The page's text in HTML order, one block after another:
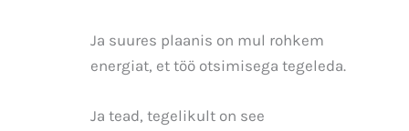
Ja suures plaanis on mul rohkem
energiat, et töö otsimisega tegeleda.
Ja tead, tegelikult on see